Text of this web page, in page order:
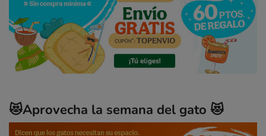
😻Aprovecha la semana del gato 😻